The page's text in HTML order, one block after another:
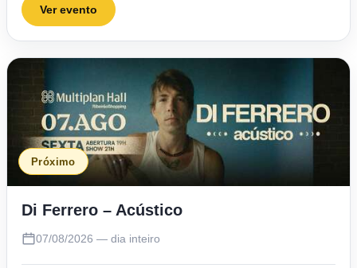
Ver evento
Próximo
Di Ferrero – Acústico
07/08/2026 — dia inteiro